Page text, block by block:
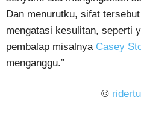
Dan menurutku, sifat
mengatasi kesulitan, seperti
pembalap misalnya Casey
menganggu.”
©